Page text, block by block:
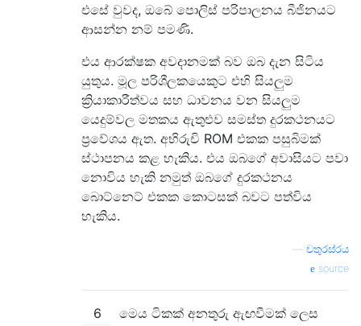
එසේ වුවද, ඔබේ පොලිස් පරිපාලනය බීජිනයට
ආසන්න නම් පමණි.
එය ආරක්ෂක අවදානමක් බව ඔබ දැන සිටිය
යුතුය. මූල පරිශීලකයෙකුට එහි සියලුම
ක්‍රියාකාරීත්වය සහ ධාවනය වන සියලුම
යෙදුම්වල මතකය ඇතුළුව සමස්ත දුරකථනයට
ප්‍රවේශය ඇත. අභිරුචි ROM එකක පසුබිමක්
ස්ථාපනය කළ හැකිය. එය ඔබගේ අවාසියට පවා
නොවිය හැකි නමුත් ඔබගේ දුරකථනය
බොට්නෙට් එකක කොටසක් බවට පත්විය
හැකිය.
චතුරස්රය
source
6
මෙය ටිකක් අනතුරු ඇඟවීමක් ලෙස